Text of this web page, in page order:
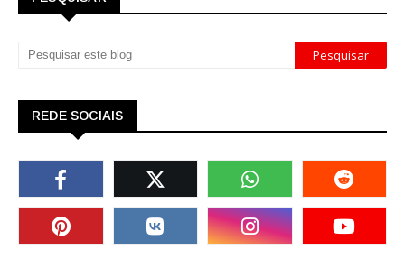
REDE SOCIAIS